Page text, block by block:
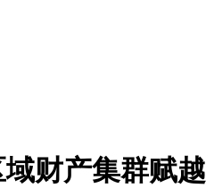
财产集群赋越